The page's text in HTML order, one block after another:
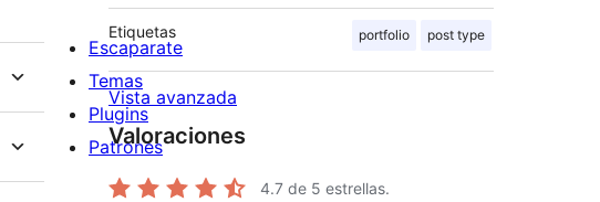
Etiquetas portfolio post type
Vista avanzada
Valoraciones
4.7 de 5 estrellas.
Escaparate
Temas
Plugins
Patrones